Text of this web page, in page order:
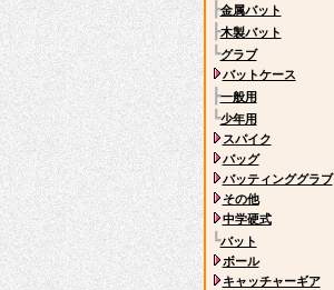
┣金属バット
┣木製バット
┗グラブ
バットケース
┣一般用
┗少年用
スパイク
バッグ
バッティンググラブ
その他
中学硬式
┗バット
ボール
キャッチャーギア